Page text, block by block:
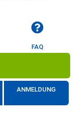
FAQ
ANMELDUNG